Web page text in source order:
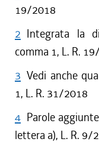
19/2018
2 Integrata la
comma 1, L. R.
3 Vedi anche
1, L. R. 31/2018
4 Parole
lettera a), L. R. 9/